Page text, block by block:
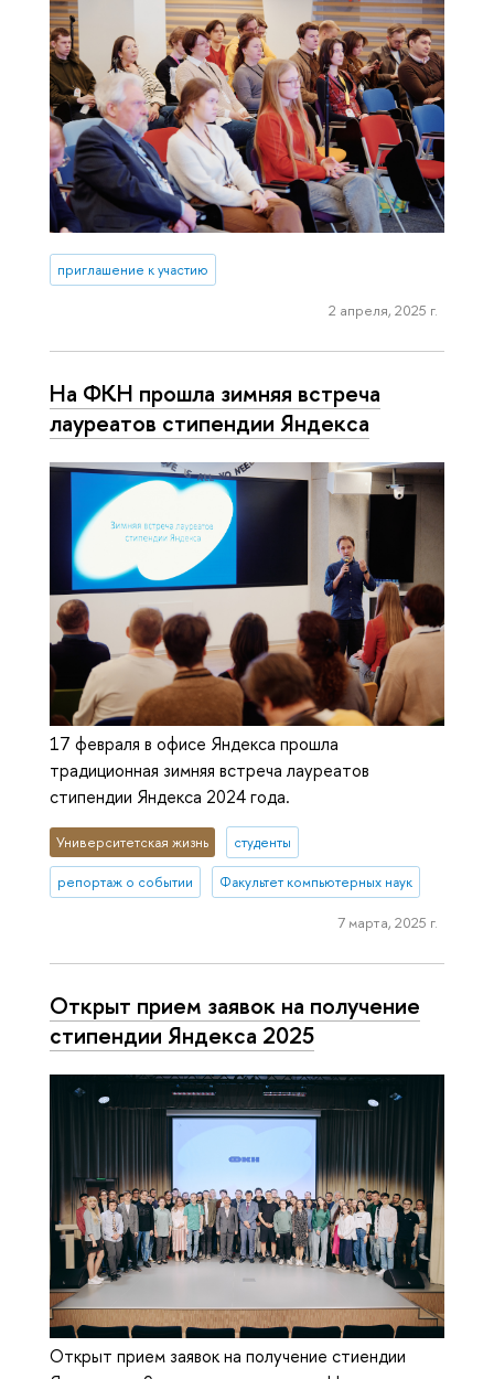
приглашение к участию
2 апреля, 2025 г.
На ФКН прошла зимняя встреча
лауреатов стипендии Яндекса
17 февраля в офисе Яндекса прошла
традиционная зимняя встреча лауреатов
стипендии Яндекса 2024 года.
Университетская жизнь студенты
репортаж о событии Факультет компьютерных наук
7 марта, 2025 г.
Открыт прием заявок на получение
стипендии Яндекса 2025
Открыт прием заявок на получение стиендии